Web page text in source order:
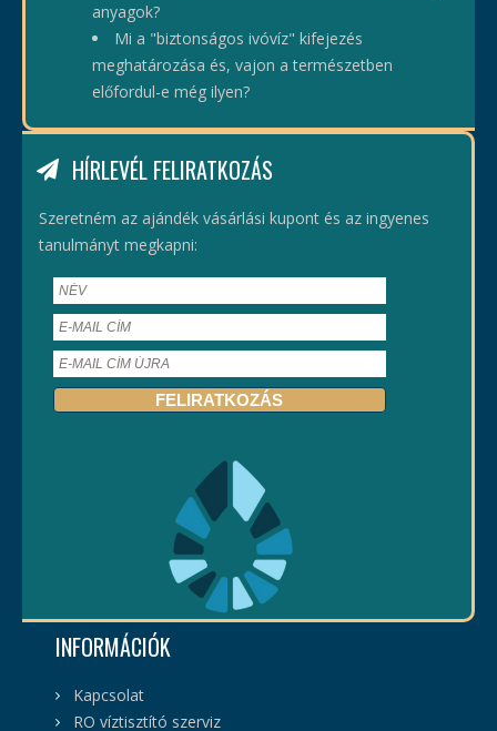
anyagok?
Mi a "biztonságos ivóvíz" kifejezés
meghatározása és, vajon a természetben
előfordul-e még ilyen?
HÍRLEVÉL FELIRATKOZÁS
Szeretném az ajándék vásárlási kupont és az ingyenes
tanulmányt megkapni:
INFORMÁCIÓK
Kapcsolat
RO víztisztító szerviz